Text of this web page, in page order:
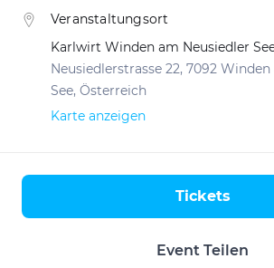
Veranstaltungsort
Karlwirt Winden am Neusiedler
Neusiedlerstrasse 22, 7092
See, Österreich
Karte anzeigen
Event Teilen
Tickets